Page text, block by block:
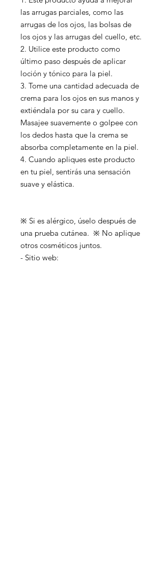
las arrugas parciales, como las
arrugas de los ojos, las bolsas de
los ojos y las arrugas del cuello, etc.
2. Utilice este producto como
último paso después de aplicar
loción y tónico para la piel.
3. Tome una cantidad adecuada de
crema para los ojos en sus manos y
extiéndala por su cara y cuello.
Masajee suavemente o golpee con
los dedos hasta que la crema se
absorba completamente en la piel.
4. Cuando apliques este producto
en tu piel, sentirás una sensación
suave y elástica.
※ Si es alérgico, úselo después de
una prueba cutánea. ※ No aplique
otros cosméticos juntos.
- Sitio web: